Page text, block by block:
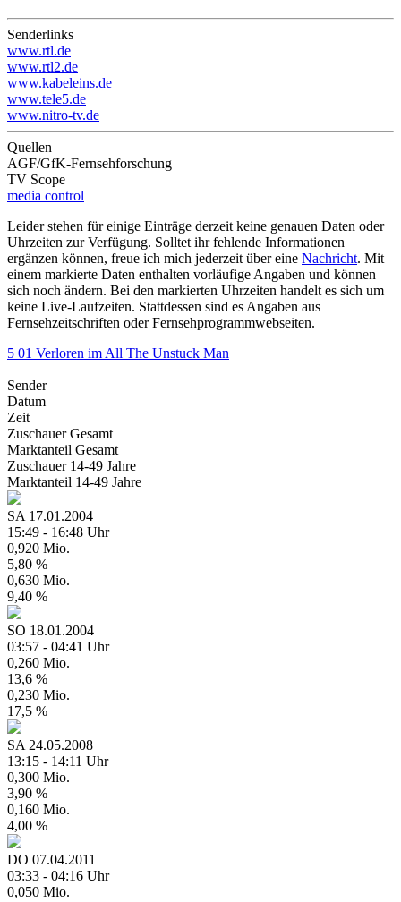
Senderlinks
www.rtl.de
www.rtl2.de
www.kabeleins.de
www.tele5.de
www.nitro-tv.de
Quellen
AGF/GfK-Fernsehforschung
TV Scope
media control
Leider stehen für einige Einträge derzeit keine genauen Daten oder
Uhrzeiten zur Verfügung. Solltet ihr fehlende Informationen
ergänzen können, freue ich mich jederzeit über eine Nachricht. Mit
einem markierte Daten enthalten vorläufige Angaben und können
sich noch ändern. Bei den markierten Uhrzeiten handelt es sich um
keine Live-Laufzeiten. Stattdessen sind es Angaben aus
Fernsehzeitschriften oder Fernsehprogrammwebseiten.
5 01 Verloren im All The Unstuck Man
Sender
Datum
Zeit
ZuschauerGesamt
Marktanteil Gesamt
Zuschauer 14-49 Jahre
Marktanteil 14-49 Jahre
SA 17.01.2004
15:49 - 16:48 Uhr
0,920 Mio.
5,80 %
0,630 Mio.
9,40 %
SO 18.01.2004
03:57 - 04:41 Uhr
0,260 Mio.
13,6 %
0,230 Mio.
17,5 %
SA 24.05.2008
13:15 - 14:11 Uhr
0,300 Mio.
3,90 %
0,160 Mio.
4,00 %
DO 07.04.2011
03:33 - 04:16 Uhr
0,050 Mio.